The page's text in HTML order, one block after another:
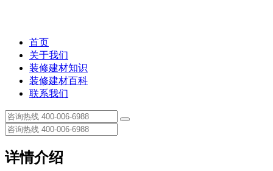
首页
关于我们
装修建材知识
装修建材百科
联系我们
详情介绍